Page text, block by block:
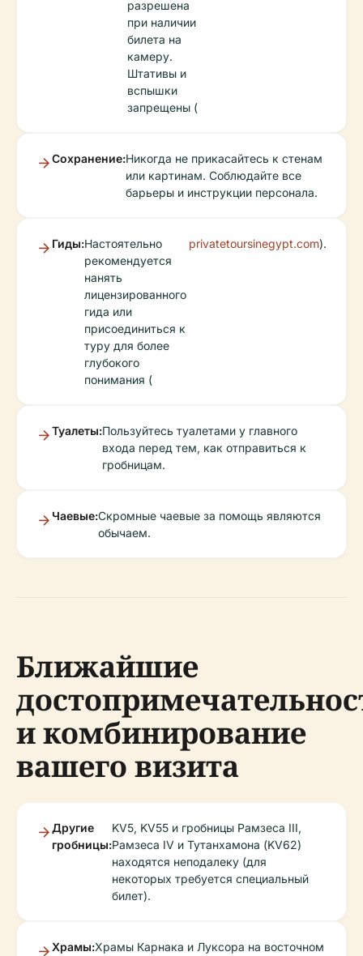
разрешена
при наличии
билета на
камеру.
Штативы и
вспышки
запрещены (
Сохранение:Никогда не прикасайтесь к стенам
или картинам. Соблюдайте все
барьеры и инструкции персонала.
Гиды:Настоятельно
рекомендуется
нанять
лицензированного
гида или
присоединиться к
туру для более
глубокого
понимания (
privatetoursinegypt.com).
Туалеты:Пользуйтесь туалетами у главного
входа перед тем, как отправиться к
гробницам.
Чаевые:Скромные чаевые за помощь являются
обычаем.
Ближайшие
и комбинирование
вашего визита
Другие
гробницы:
KV5, KV55 и гробницы Рамзеса III,
Рамзеса IV и Тутанхамона (KV62)
находятся неподалеку (для
некоторых требуется специальный
билет).
Храмы:Храмы Карнака и Луксора на восточном